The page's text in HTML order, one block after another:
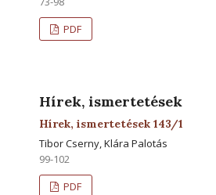
PDF
Hírek, ismertetések
Hírek, ismertetések 143/1
Tibor Cserny, Klára Palotás
99-102
PDF